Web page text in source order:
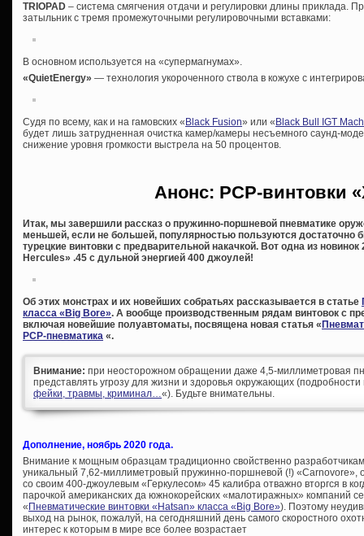
TRIOPAD – система смягчения отдачи и регулировки длины приклада.
затыльник с тремя промежуточными регулировочными вставками:
В основном используется на «супермагнумах».
«QuietEnergy» — технология укороченного ствола в кожухе с
Судя по всему, как и на гамовских « Black Fusion» или « Black Bull IGT
будет лишь затрудненная очистка камер/камеры несъемного саунд-
снижение уровня громкости выстрела на 50 процентов.
Анонс: PCP-винтовки
Итак, мы завершили рассказ о пружинно-поршневой пневматике
меньшей, если не большей, популярностью пользуются
турецкие винтовки с предварительной накачкой. Вот одна из
Hercules» .45 с дульной энергией 400 джоулей!
Об этих монстрах и их новейших собратьях рассказывается в статье
класса «Big Bore». А вообще производственным рядам винтовок с
включая новейшие полуавтоматы, посвящена новая статья «
PCP-пневматика «.
Внимание: при неосторожном обращении даже 4,5-миллиметровая
представлять угрозу для жизни и здоровья окружающих (подробности
фейки, травмы, криминал…«). Будьте внимательны.
Дополнение, ноябрь 2020 года.
Внимание к мощным образцам традиционно свойственно
уникальный 7,62-миллиметровый пружинно-поршневой (!) «Carnovore»,
со своим 400-джоулевым «Геркулесом» 45 калибра отважно вторгся в
парочкой американских да южнокорейских «малотиражных» компаний
«Пневматические винтовки «Hatsan» класса «Big Bore»). Поэтому
выход на рынок, пожалуй, на сегодняшний день самого скоростного
интерес к которым в мире все более возрастает